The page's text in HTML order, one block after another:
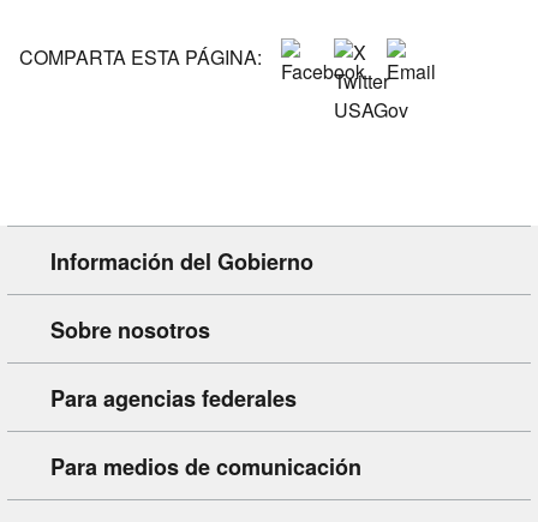
territorio::
COMPARTA ESTA PÁGINA:
Información del Gobierno
Sobre nosotros
Para agencias federales
Para medios de comunicación